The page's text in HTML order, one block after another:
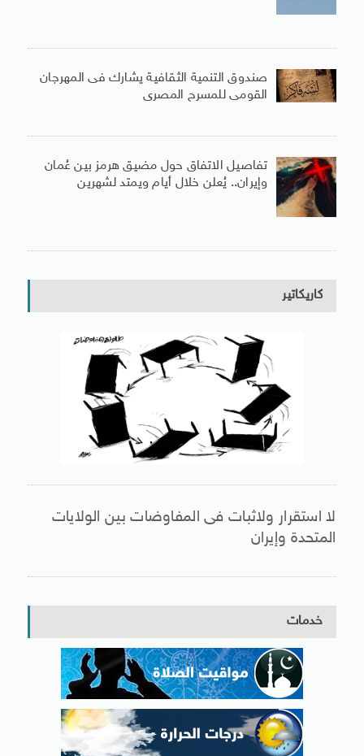
صندوق التنمية الثقافية يشارك فى المهرجان
القومى للمسرح المصرى
تفاصيل الاتفاق حول مضيق هرمز بين عُمان
وإيران.. يُعلن خلال أيام ويمتد لشهرين
كاريكاتير
لا استقرار ولاثبات فى المفاوضات بين الولايات
المتحدة وإيران
خدمات